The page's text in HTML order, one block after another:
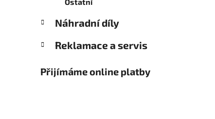
Náhradní díly
Reklamace a servis
Přijímáme online platby